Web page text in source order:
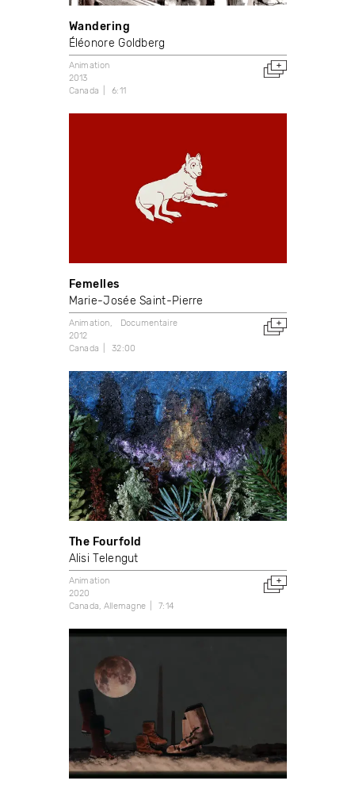
Wandering
Éléonore Goldberg
Animation
2013
Canada
6:11
Femelles
Marie-Josée Saint-Pierre
Animation
Documentaire
2012
Canada
32:00
The Fourfold
Alisi Telengut
Animation
2020
Canada Allemagne 7:14